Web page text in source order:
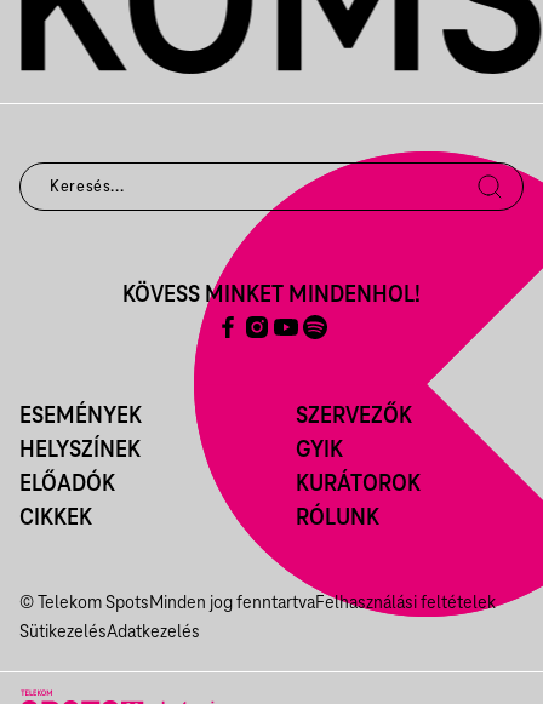
ESEMÉNYEK
HELYSZÍNEK
ELŐADÓK
CIKKEK
SZERVEZŐK
GYIK
KURÁTOROK
RÓLUNK
KÖVESS MINKET MINDENHOL!
© Telekom SpotsMinden jog fenntartvaFelhasználási feltételek
SütikezelésAdatkezelés